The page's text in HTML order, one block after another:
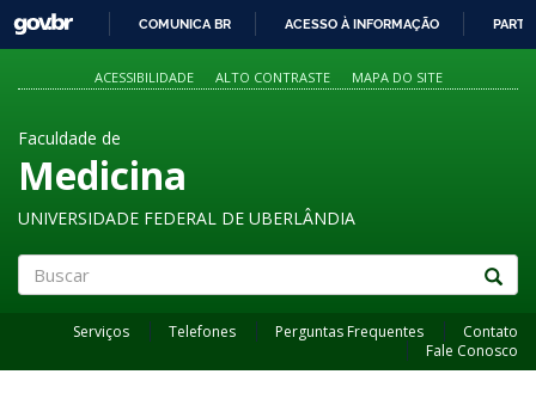
PARA
O
GOVBR
COMUNICA BR ACESSO À INFORMAÇÃO
ACESSIBILIDADE ALTO CONTRASTE MAPA DO SITE
Faculdade de
Medicina
UNIVERSIDADE FEDERAL DE UBERLÂNDIA
Serviços Telefones Perguntas Frequentes
Contato
Fale Conosco